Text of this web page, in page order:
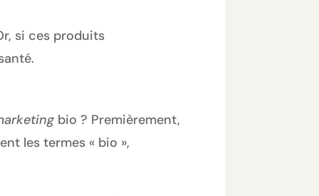
si ces produits
bio ? Premièrement,
les termes « bio »,